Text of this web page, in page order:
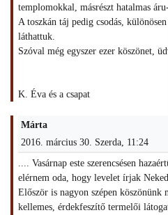
templomokkal, másrészt hatalmas
A toszkán táj pedig csodás,
láthattuk.
Szóval még egyszer ezer köszönet,
K. Éva és a csapat
Márta
2016. március 30. Szerda, 11:24
.... Vasárnap este szerencsésen
elérnem oda, hogy levelet írjak Neked.
Először is nagyon szépen köszönünk
kellemes, érdekfeszítő termelői